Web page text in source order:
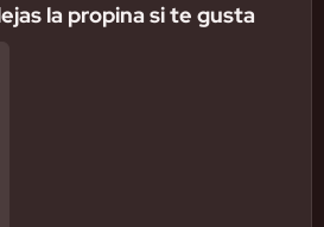
la propina si te gusta